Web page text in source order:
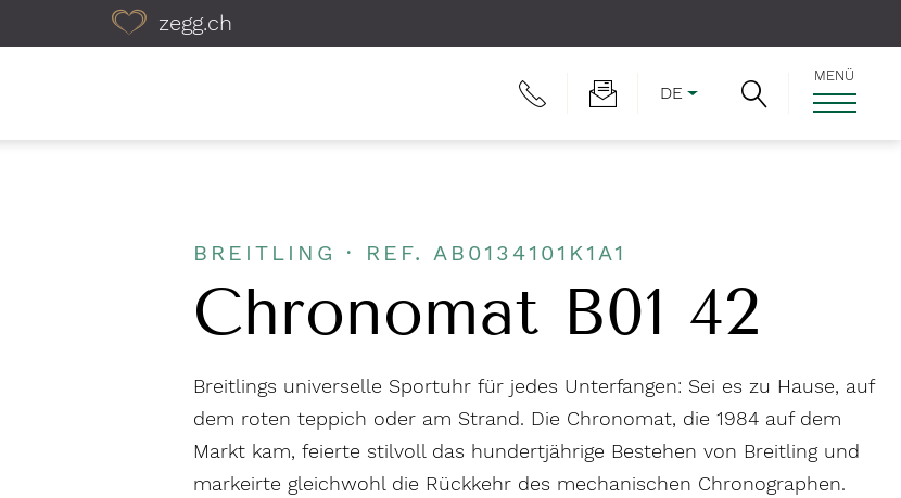
zegg.ch
DE
MENÜ
BREITLING · REF. AB0134101K1A1
Chronomat B01 42
Breitlings universelle Sportuhr für jedes Unterfangen: Sei es zu Hause, auf
dem roten teppich oder am Strand. Die Chronomat, die 1984 auf dem
Markt kam, feierte stilvoll das hundertjährige Bestehen von Breitling und
markeirte gleichwohl die Rückkehr des mechanischen Chronographen.